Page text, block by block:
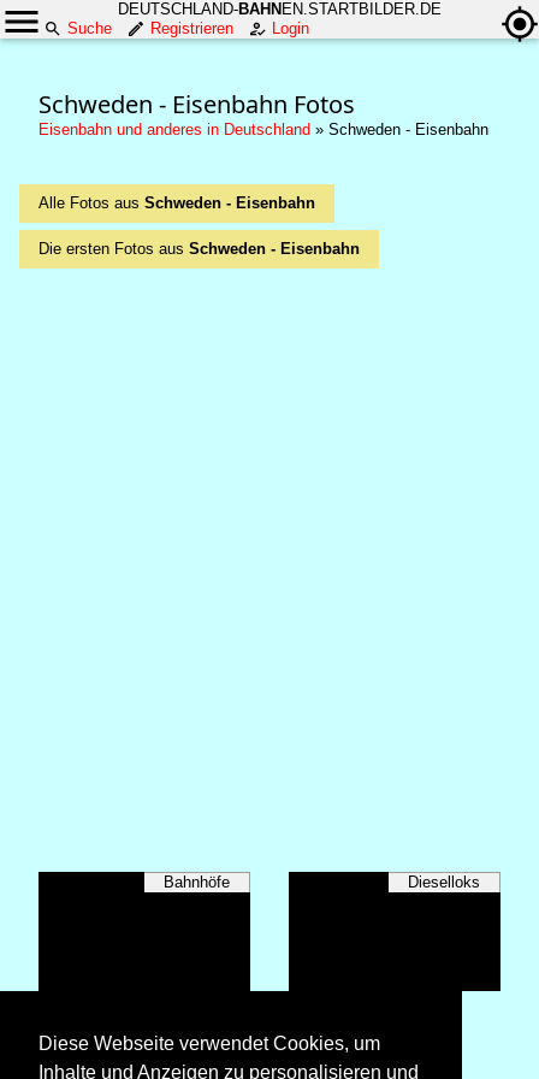
DEUTSCHLAND-BAHN EN.STARTBILDER.DE
Suche
Registrieren Login
Schweden - Eisenbahn Fotos
Eisenbahn und anderes in Deutschland » Schweden - Eisenbahn
Alle Fotos aus Schweden - Eisenbahn
Die ersten Fotos aus Schweden - Eisenbahn
Bahnhöfe Dieselloks
Diese Webseite verwendet Cookies, um
Inhalte und Anzeigen zu personalisieren und